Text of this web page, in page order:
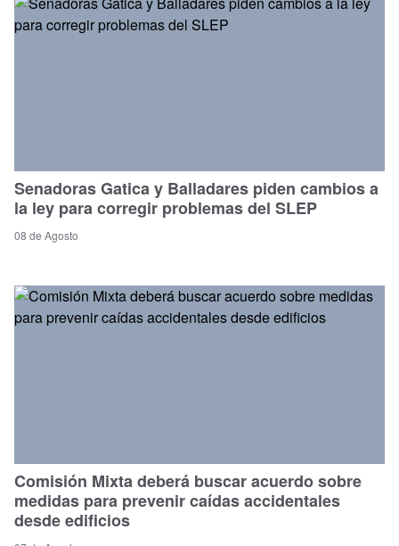
Senadoras Gatica y Balladares piden cambios a
la ley para corregir problemas del SLEP
08 de Agosto
Comisión Mixta deberá buscar acuerdo sobre
medidas para prevenir caídas accidentales
desde edificios